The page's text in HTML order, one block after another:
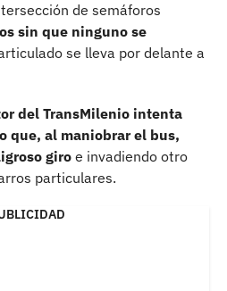
de semáforos
sin que ninguno se
se lleva por delante a
del TransMilenio intenta
que, al maniobrar el bus,
giro e invadiendo otro
particulares.